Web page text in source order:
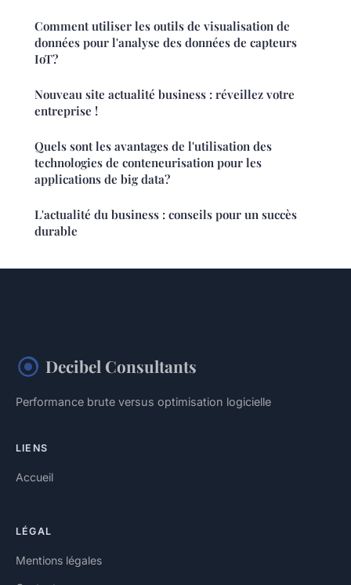
Comment utiliser les outils de visualisation de
données pour l'analyse des données de capteurs
IoT?
Nouveau site actualité business : réveillez votre
entreprise !
Quels sont les avantages de l'utilisation des
technologies de conteneurisation pour les
applications de big data?
L'actualité du business : conseils pour un succès
durable
Decibel Consultants
Performance brute versus optimisation logicielle
LIENS
Accueil
LÉGAL
Mentions légales